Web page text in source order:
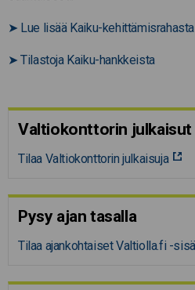
➤ Lue lisää Kaiku-kehittämisrahasta
➤ Tilastoja Kaiku-hankkeista
Valtiokonttorin julkaisut
Tilaa Valtiokonttorin julkaisuja
Pysy ajan tasalla
Tilaa ajankohtaiset Valtiolla.fi -